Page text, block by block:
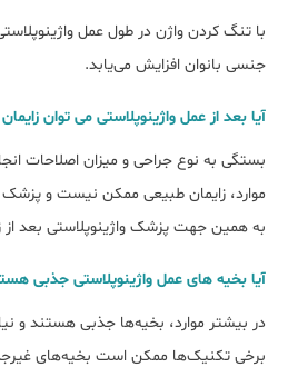
با تنگ کردن واژن در طول عمل
جنسی بانوان افزایش می‌یابد.
آیا بعد از عمل واژینوپلاستی می توان
بستگی به نوع جراحی و میزان اصلاحات
موارد، زایمان طبیعی ممکن نیست و پزشک
به همین جهت پزشک واژینوپلاستی بعد از
آیا بخیه های عمل واژینوپلاستی جذبی
در بیشتر موارد، بخیه‌ها جذبی هستند و
برخی تکنیک‌ها ممکن است بخیه‌های